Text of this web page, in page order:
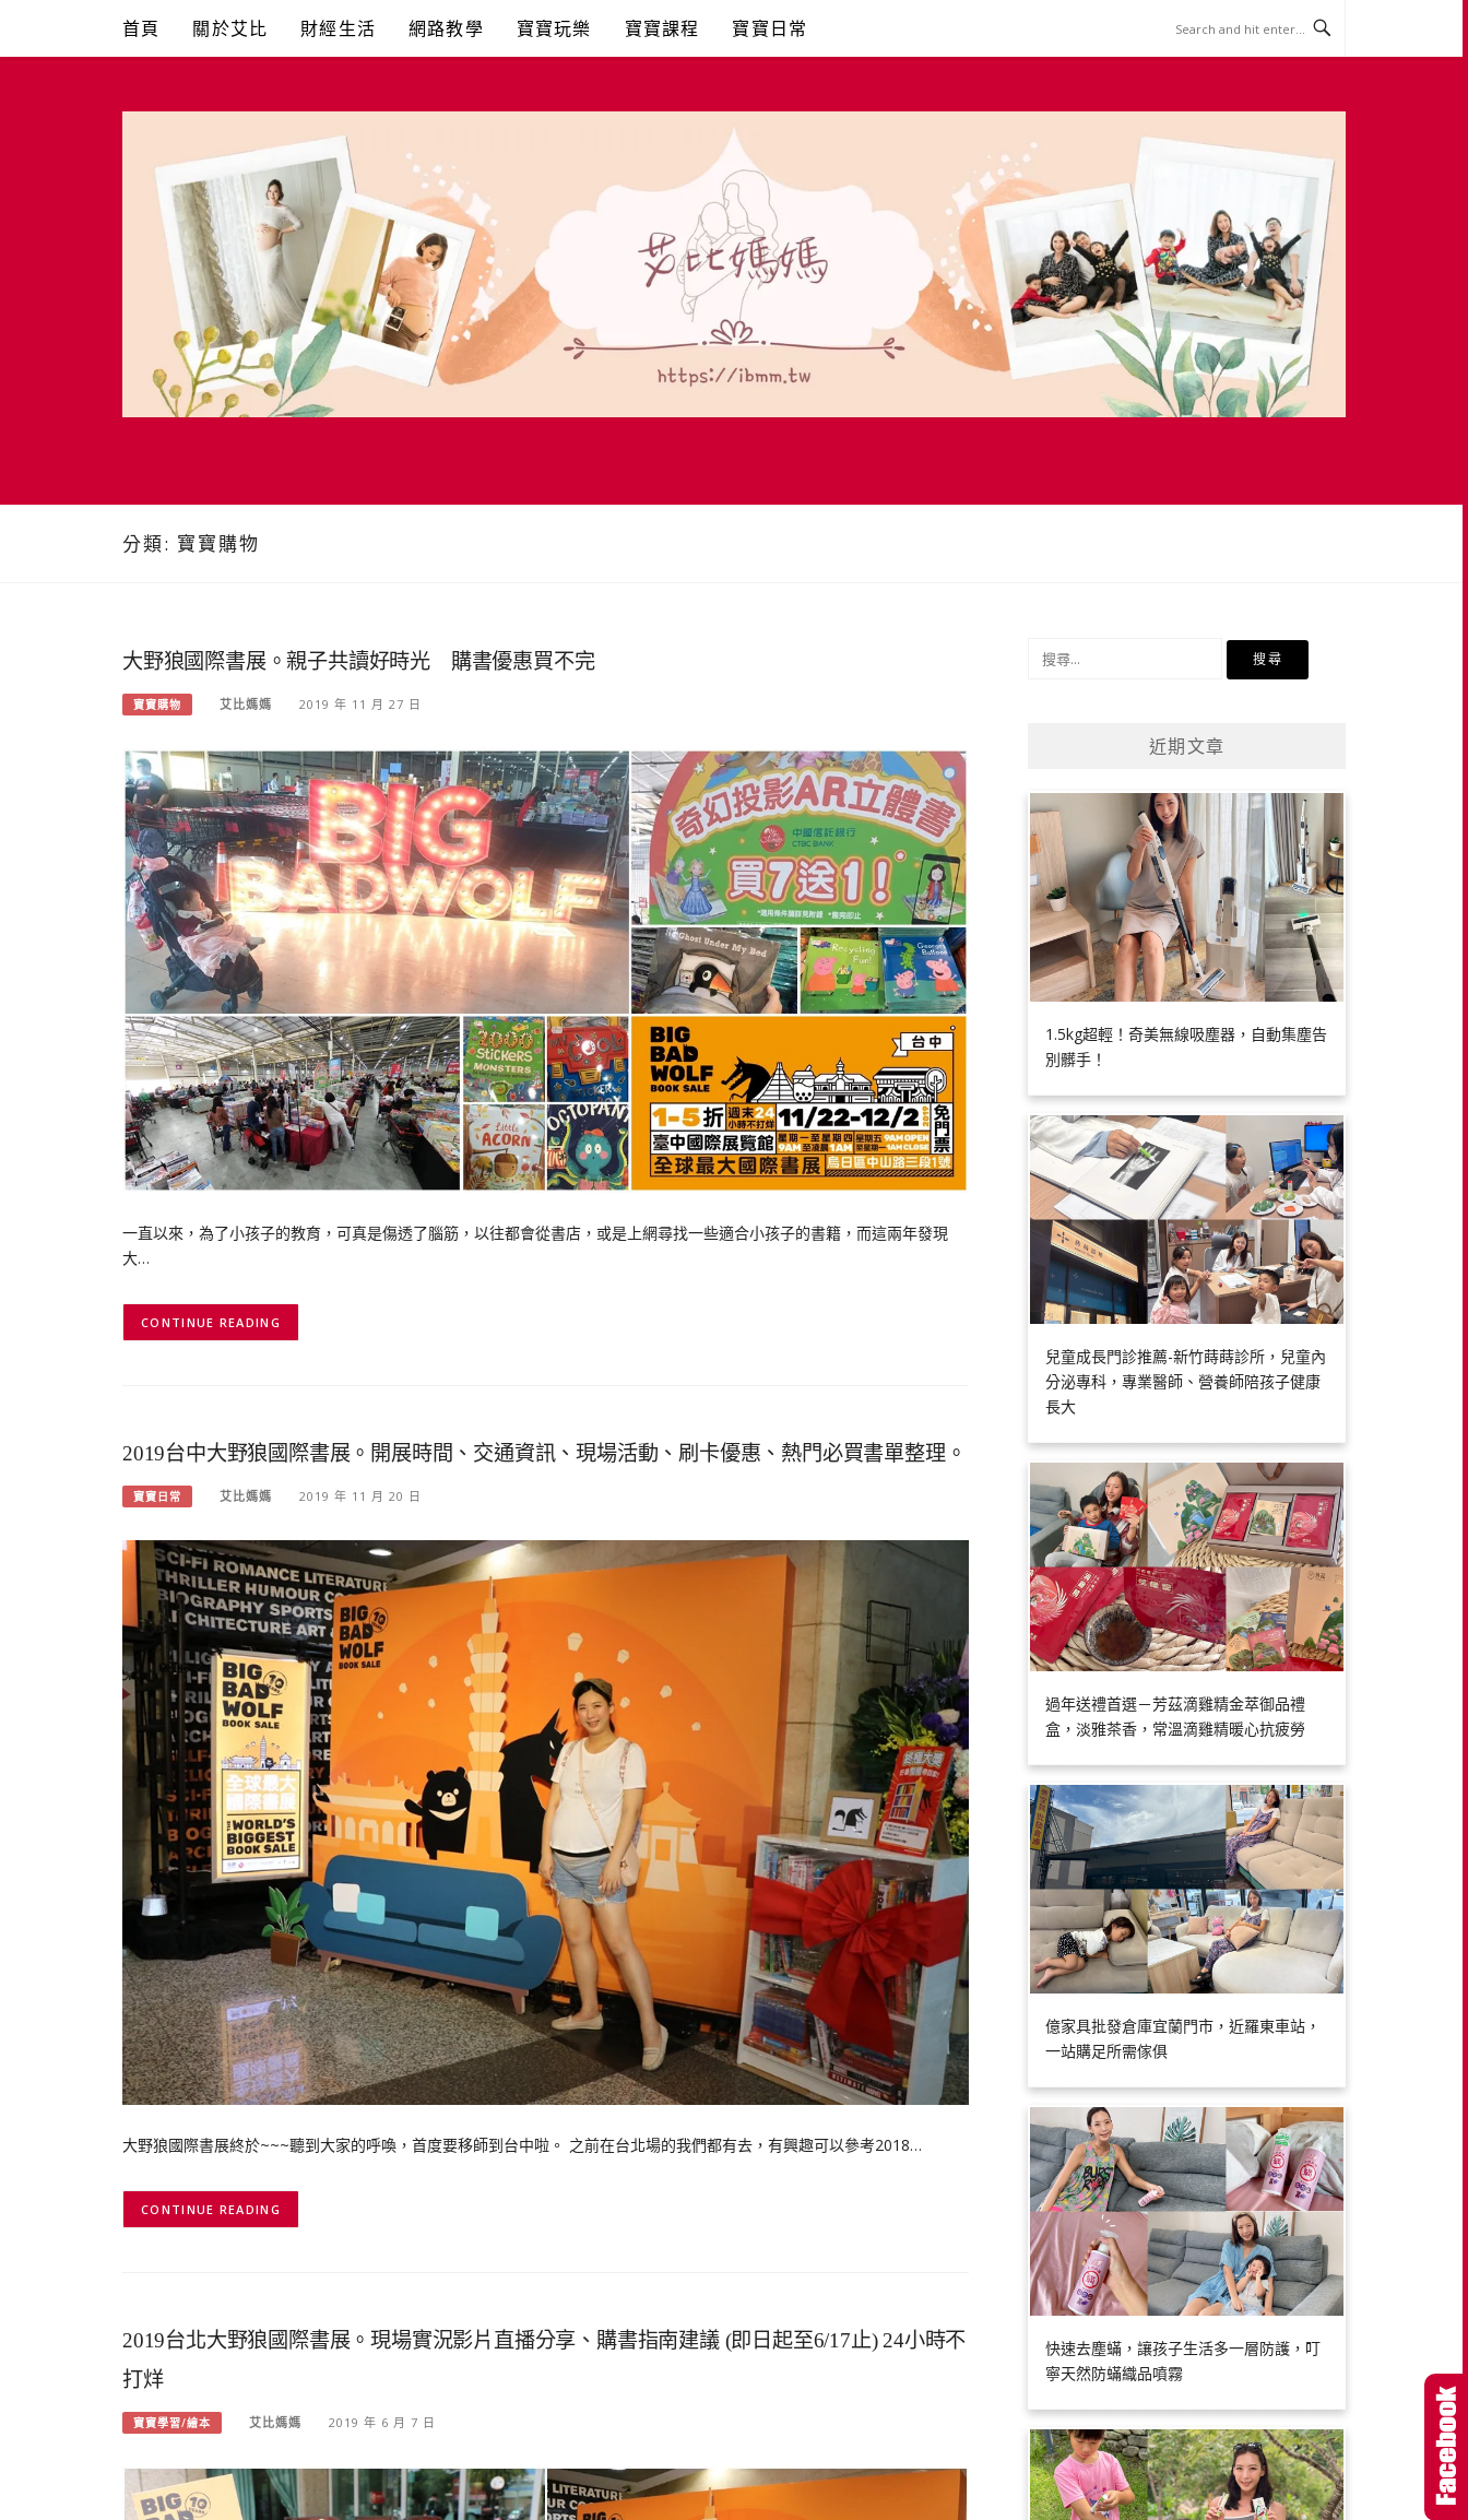
content
首頁 關於艾比 財經生活 網路教學 寶寶玩樂 寶寶課程 寶寶日常
艾比媽媽
分類: 寶寶購物
大野狼國際書展。親子共讀好時光 購書優惠買不完
寶寶購物 艾比媽媽 2019 年 11 月 27 日
一直以來，為了小孩子的教育，可真是傷透了腦筋，以往都會從書店，或是上網尋找一些適合小孩子的書籍，而這兩年發現
大…
CONTINUE READING
2019台中大野狼國際書展。開展時間、交通資訊、現場活動、刷卡優惠、熱門必買書單整理。
寶寶日常 艾比媽媽 2019 年 11 月 20 日
大野狼國際書展終於~~~聽到大家的呼喚，首度要移師到台中啦。 之前在台北場的我們都有去，有興趣可以參考2018…
CONTINUE READING
2019台北大野狼國際書展。現場實況影片直播分享、購書指南建議 (即日起至6/17止) 24小時不
打烊
寶寶學習/繪本 艾比媽媽 2019 年 6 月 7 日
近期文章
1.5kg超輕！奇美無線吸塵器，自動集塵告
別髒手！
兒童成長門診推薦-新竹蒔蒔診所，兒童內
分泌專科，專業醫師、營養師陪孩子健康
長大
過年送禮首選－芳茲滴雞精金萃御品禮
盒，淡雅茶香，常溫滴雞精暖心抗疲勞
億家具批發倉庫宜蘭門市，近羅東車站，
一站購足所需傢俱
快速去塵蟎，讓孩子生活多一層防護，叮
寧天然防蟎織品噴霧